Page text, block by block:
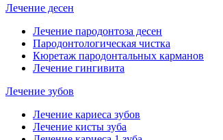
Лечение десен
Лечение пародонтоза десен
Пародонтологическая чистка
Кюретаж пародонтальных карманов
Лечение гингивита
Лечение зубов
Лечение кариеса зубов
Лечение кисты зуба